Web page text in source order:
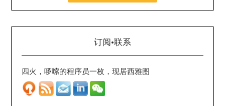
订阅·联系
四火，啰嗦的程序员一枚，现居西雅图